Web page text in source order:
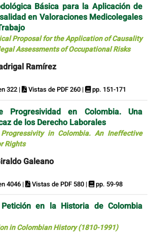
Básica para la Aplicación de
en Valoraciones Medicolegales
Proposal for the Application of Causality
Assessments of Occupational Risks
Ramírez
322 | Vistas de PDF 260 | pp. 151-171
Progresividad en Colombia. Una
de los Derecho Laborales
in Colombia. An Ineffective
Rights
Galeano
4046 | Vistas de PDF 580 | pp. 59-98
en la Historia de Colombia
in Colombian History (1810-1991)